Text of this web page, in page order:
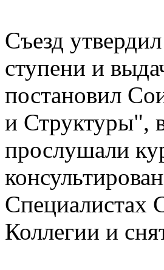
Съезд
ступени и
постановил
и Структуры",
прослушали
Специалистах
Коллегии и